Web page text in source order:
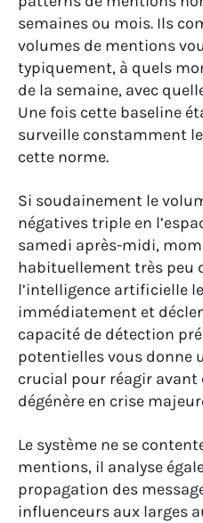
semaines ou mois. Ils
volumes de mentions
typiquement, à quels
de la semaine, avec
Une fois cette baseline
surveille constamment
cette norme.
Si soudainement le
négatives triple en
samedi après-midi,
habituellement très peu
l’intelligence artificielle
immédiatement et
capacité de détection
potentielles vous donne
crucial pour réagir avant
dégénère en crise
Le système ne se
mentions, il analyse
propagation des
influenceurs aux larges